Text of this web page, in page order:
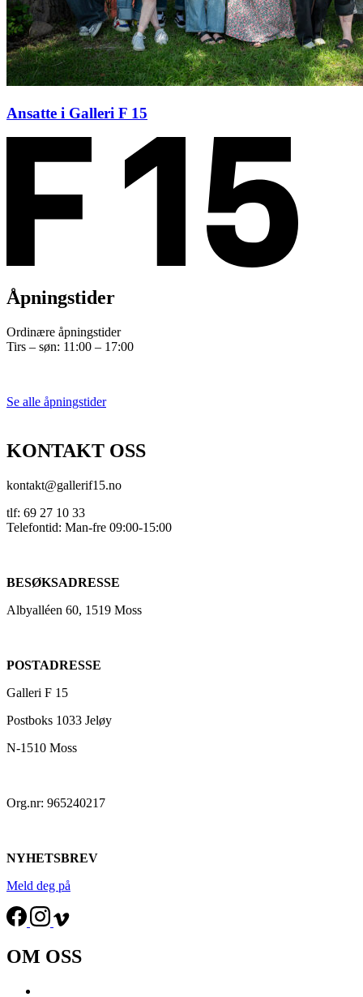
Ansatte i Galleri F 15
Åpningstider
Ordinære åpningstider
Tirs – søn: 11:00 – 17:00
Se alle åpningstider
KONTAKT OSS
kontakt@gallerif15.no
tlf: 69 27 10 33
Telefontid: Man-fre 09:00-15:00
BESØKSADRESSE
Albyalléen 60, 1519 Moss
POSTADRESSE
Galleri F 15
Postboks 1033 Jeløy
N-1510 Moss
Org.nr: 965240217
NYHETSBREV
Meld deg på
OM OSS